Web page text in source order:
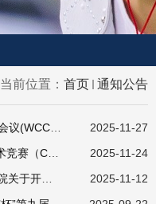
当前位置： 首页 通知公告
2025-11-27
2025-11-24
2025-11-12